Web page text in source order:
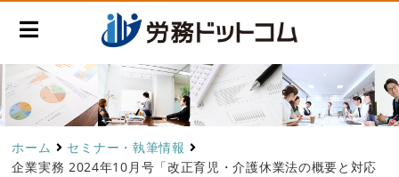
ホーム
セミナー・執筆情報
企業実務 2024年10月号「改正育児・介護休業法の概要と対応